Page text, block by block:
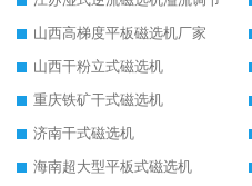
山西高梯度平板磁选机厂家
山西干粉立式磁选机
重庆铁矿干式磁选机
济南干式磁选机
海南超大型平板式磁选机